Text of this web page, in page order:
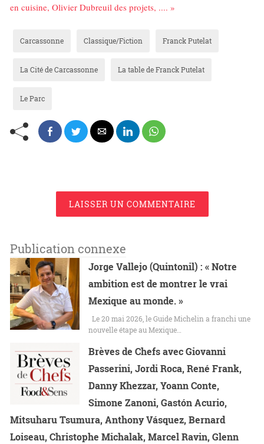
en cuisine, Olivier Dubreuil des projets, .... »
Carcassonne Classique/Fiction Franck Putelat
La Cité de Carcassonne La table de Franck Putelat
Le Parc
LAISSER UN COMMENTAIRE
Publication connexe
Jorge Vallejo (Quintonil) : « Notre
ambition est de montrer le vrai
Mexique au monde. »
Le 20 mai 2026, le Guide Michelin a franchi une
nouvelle étape au Mexique…
Brèves de Chefs avec Giovanni
Passerini, Jordi Roca, René Frank,
Danny Khezzar, Yoann Conte,
Simone Zanoni, Gastón Acurio,
Mitsuharu Tsumura, Anthony Vásquez, Bernard
Loiseau, Christophe Michalak, Marcel Ravin, Glenn